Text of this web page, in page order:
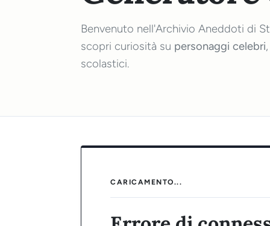
Benvenuto nell'Archivio Aneddoti di
scopri curiosità su personaggi celebri
scolastici.
CARICAMENTO...